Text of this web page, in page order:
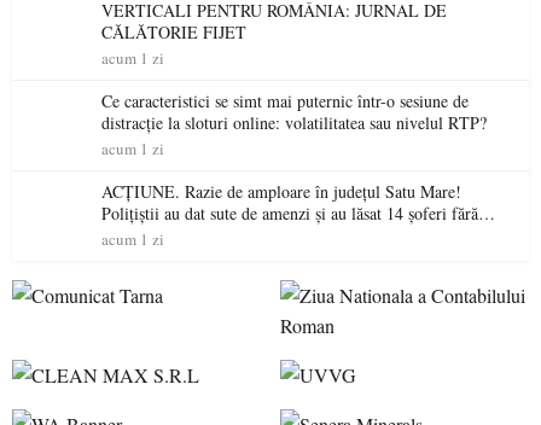
VERTICALI PENTRU ROMÂNIA: JURNAL DE
CĂLĂTORIE FIJET
acum 1 zi
Ce caracteristici se simt mai puternic într-o sesiune de
distracție la sloturi online: volatilitatea sau nivelul RTP?
acum 1 zi
ACȚIUNE. Razie de amploare în județul Satu Mare!
Polițiștii au dat sute de amenzi și au lăsat 14 șoferi fără
permis într-o singură zi
acum 1 zi